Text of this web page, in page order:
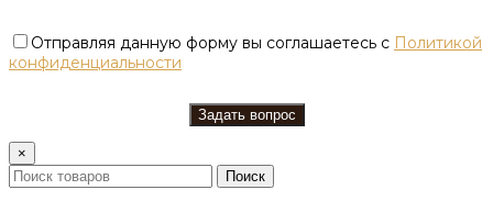
Отправляя данную форму вы соглашаетесь с Политикой
конфиденциальности
×
Поиск